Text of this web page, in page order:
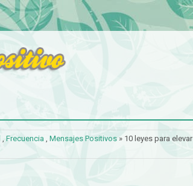
, Frecuencia , Mensajes Positivos » 10 leyes para elevar